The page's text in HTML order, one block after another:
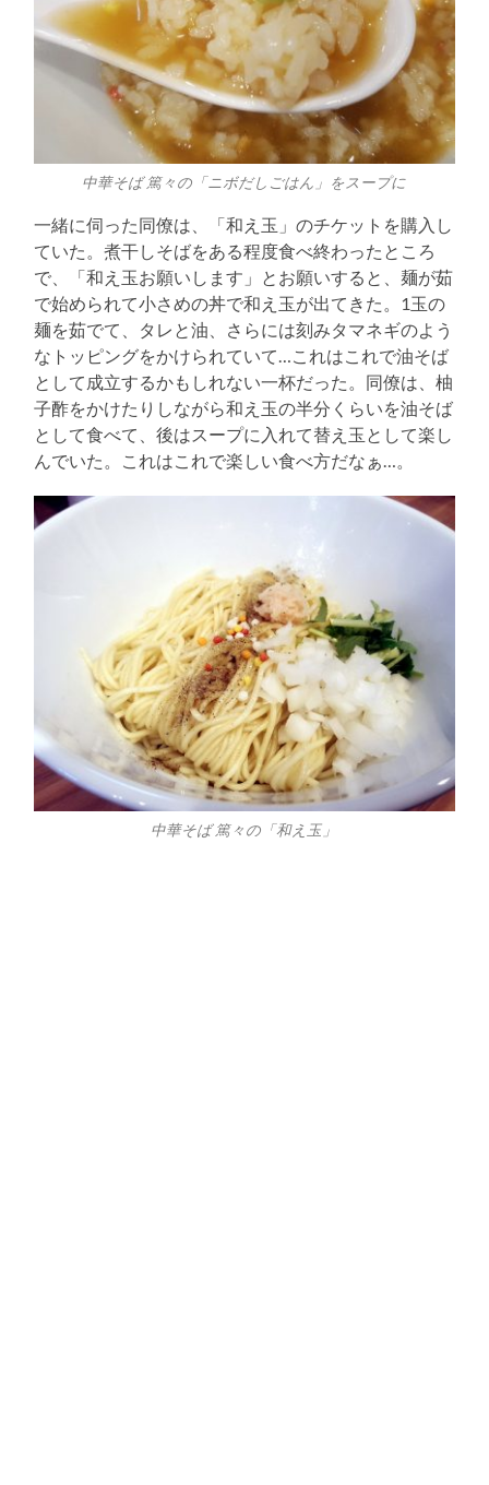
中華そば 篤々の「ニボだしごはん」をスープに
一緒に伺った同僚は、「和え玉」のチケットを購入し
ていた。煮干しそばをある程度食べ終わったところ
で、「和え玉お願いします」とお願いすると、麺が茹
で始められて小さめの丼で和え玉が出てきた。1玉の
麺を茹でて、タレと油、さらには刻みタマネギのよう
なトッピングをかけられていて…これはこれで油そば
として成立するかもしれない一杯だった。同僚は、柚
子酢をかけたりしながら和え玉の半分くらいを油そば
として食べて、後はスープに入れて替え玉として楽し
んでいた。これはこれで楽しい食べ方だなぁ…。
中華そば 篤々の「和え玉」